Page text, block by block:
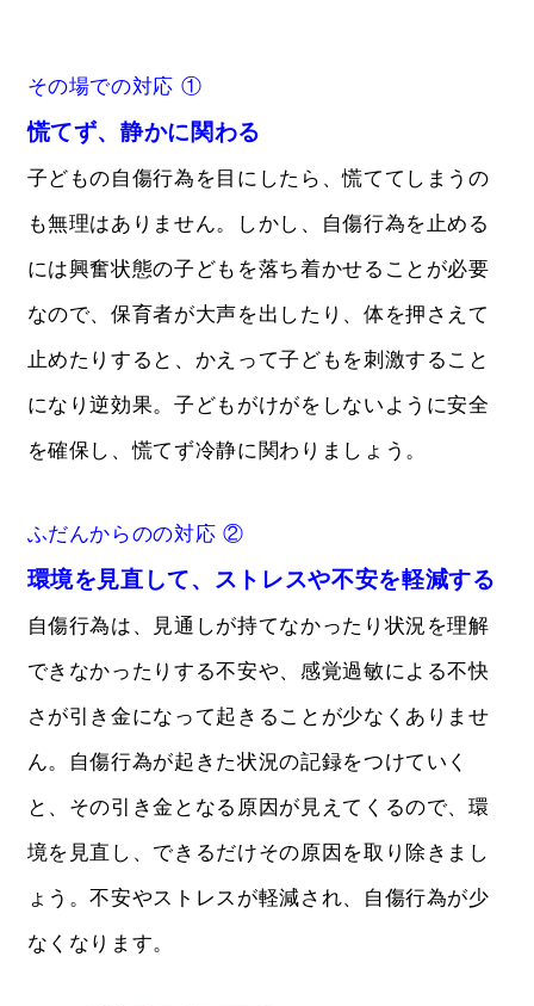
その場での対応 ①
慌てず、静かに関わる
子どもの自傷行為を目にしたら、慌ててしまうの
も無理はありません。しかし、自傷行為を止める
には興奮状態の子どもを落ち着かせることが必要
なので、保育者が大声を出したり、体を押さえて
止めたりすると、かえって子どもを刺激すること
になり逆効果。子どもがけがをしないように安全
を確保し、慌てず冷静に関わりましょう。
ふだんからのの対応 ②
環境を見直して、ストレスや不安を軽減する
自傷行為は、見通しが持てなかったり状況を理解
できなかったりする不安や、感覚過敏による不快
さが引き金になって起きることが少なくありませ
ん。自傷行為が起きた状況の記録をつけていく
と、その引き金となる原因が見えてくるので、環
境を見直し、できるだけその原因を取り除きまし
ょう。不安やストレスが軽減され、自傷行為が少
なくなります。